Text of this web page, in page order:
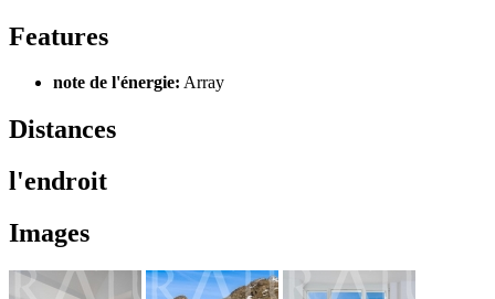
Features
note de l'énergie: Array
Distances
l'endroit
Images